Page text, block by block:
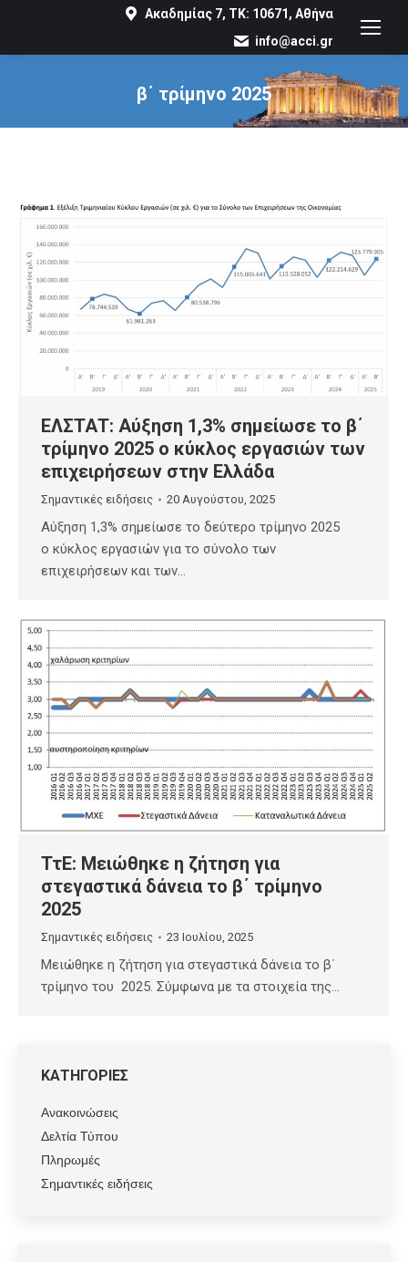
Ακαδημίας 7, ΤΚ: 10671, Αθήνα
info@acci.gr
β΄ τρίμηνο 2025
You are here:
ΕΛΣΤΑΤ: Αύξηση 1,3% σημείωσε το β΄
τρίμηνο 2025 ο κύκλος εργασιών των
επιχειρήσεων στην Ελλάδα
Σημαντικές ειδήσεις 20 Αυγούστου, 2025
Αύξηση 1,3% σημείωσε το δεύτερο τρίμηνο 2025
ο κύκλος εργασιών για το σύνολο των
επιχειρήσεων και των…
ΤτΕ: Μειώθηκε η ζήτηση για
στεγαστικά δάνεια το β΄ τρίμηνο
2025
Σημαντικές ειδήσεις 23 Ιουλίου, 2025
Μειώθηκε η ζήτηση για στεγαστικά δάνεια το β΄
τρίμηνο του 2025. Σύμφωνα με τα στοιχεία της…
ΚΑΤΗΓΟΡΙΕΣ
Ανακοινώσεις
Δελτία Τύπου
Πληρωμές
Σημαντικές ειδήσεις